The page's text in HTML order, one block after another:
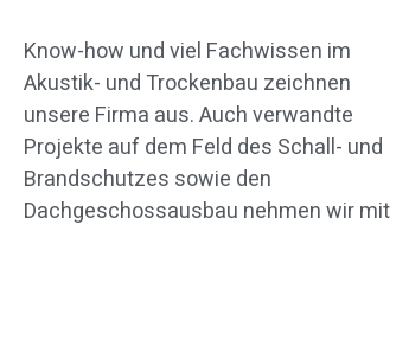
Know-how und viel Fachwissen im
Akustik- und Trockenbau zeichnen
unsere Firma aus. Auch verwandte
Projekte auf dem Feld des Schall- und
Brandschutzes sowie den
Dachgeschossausbau nehmen wir mit